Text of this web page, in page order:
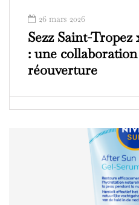
26 mars 2026
Sezz Saint-
: une
réouverture